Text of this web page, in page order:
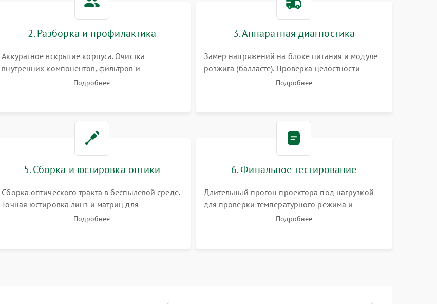
2. Разборка и профилактика
Аккуратное вскрытие корпуса. Очистка
внутренних компонентов, фильтров и
вентиляторов от накопившейся пыли.
Подробнее
3. Аппаратная диагностика
Замер напряжений на блоке питания и модуле
розжига (балласте). Проверка целостности
цветового колеса (DLP) или поляризаторов (LCD).
Подробнее
5. Сборка и юстировка оптики
Сборка оптического тракта в беспылевой среде.
Точная юстировка линз и матриц для
правильного сведения цветов и устранения
Подробнее
6. Финальное тестирование
Длительный прогон проектора под нагрузкой
для проверки температурного режима и
отсутствия перегрева. Оценка фокуса,
Подробнее